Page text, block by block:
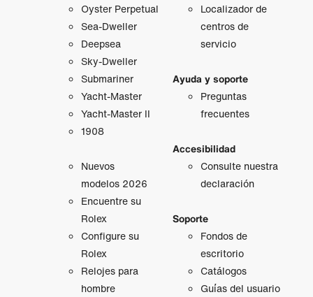
Oyster Perpetual
Sea-Dweller
Deepsea
Sky-Dweller
Submariner
Yacht-Master
Yacht-Master II
1908
Nuevos
modelos 2026
Encuentre su
Rolex
Configure su
Rolex
Relojes para
hombre
Localizador de
centros de
servicio
Ayuda y soporte
Preguntas
frecuentes
Accesibilidad
Consulte nuestra
declaración
Soporte
Fondos de
escritorio
Catálogos
Guías del usuario